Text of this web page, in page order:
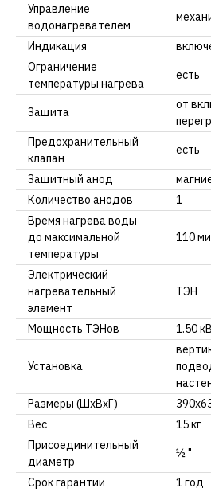
Управление
водонагревателем
Индикация
Ограничение
температуры нагрева
есть
Защита
от
Предохранительный
клапан
есть
Защитный анод
Количество анодов
1
Время нагрева воды
до максимальной
температуры
110
Электрический
нагревательный
элемент
ТЭН
Мощность ТЭНов 1.50
Установка
Размеры (ШхВхГ)
Вес
15 кг
Присоединительный
диаметр
½ "
Срок гарантии
1 год